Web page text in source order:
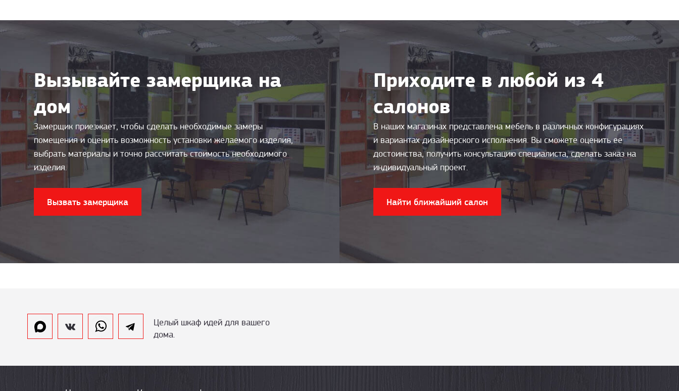
Вызывайте замерщика на
дом
Замерщик приезжает, чтобы сделать необходимые замеры
помещения и оценить возможность установки желаемого изделия,
выбрать материалы и точно рассчитать стоимость необходимого
изделия.
Вызвать замерщика
Приходите в любой из 4
салонов
В наших магазинах представлена мебель в различных конфигурациях
и вариантах дизайнерского исполнения. Вы сможете оценить ее
достоинства, получить консультацию специалиста, сделать заказ на
индивидуальный проект.
Найти ближайший салон
Целый шкаф идей для вашего
дома.